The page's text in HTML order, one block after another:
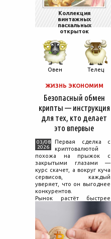
Коллекция
винтажных
пасхальных
открыток
Овен Телец
ЖИЗНЬ ЭКОНОМИМ
Безопасный обмен
крипты — инструкция
для тех, кто делает
это впервые
03/08
2026
Первая сделка с
криптовалютой
похожа на прыжок с
закрытыми глазами —
курс скачет, а вокруг куча
сервисов, каждый
уверяет, что он выгоднее
конкурентов.
Рынок растёт быстрее
поведения на нём.
Петербургские
криптообменники,
московские